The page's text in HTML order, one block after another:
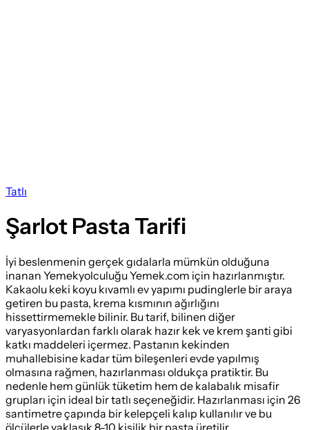
Tatlı
Şarlot Pasta Tarifi
İyi beslenmenin gerçek gıdalarla mümkün olduğuna
inanan Yemekyolculuğu Yemek.com için hazırlanmıştır.
Kakaolu keki koyu kıvamlı ev yapımı pudinglerle bir araya
getiren bu pasta, krema kısmının ağırlığını
hissettirmemekle bilinir. Bu tarif, bilinen diğer
varyasyonlardan farklı olarak hazır kek ve krem şanti gibi
katkı maddeleri içermez. Pastanın kekinden
muhallebisine kadar tüm bileşenleri evde yapılmış
olmasına rağmen, hazırlanması oldukça pratiktir. Bu
nedenle hem günlük tüketim hem de kalabalık misafir
grupları için ideal bir tatlı seçeneğidir. Hazırlanması için 26
santimetre çapında bir kelepçeli kalıp kullanılır ve bu
ölçülerle yaklaşık 8-10 kişilik bir pasta üretilir.